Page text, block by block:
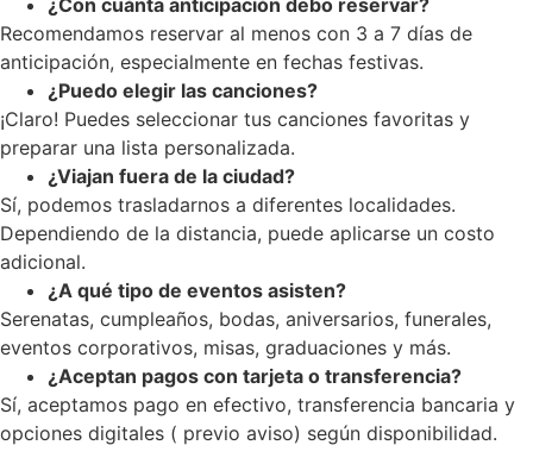
Recomendamos reservar al menos con 3 a 7 días de
anticipación, especialmente en fechas festivas.
¿Puedo elegir las canciones?
¡Claro! Puedes seleccionar tus canciones favoritas y
preparar una lista personalizada.
¿Viajan fuera de la ciudad?
Sí, podemos trasladarnos a diferentes localidades.
Dependiendo de la distancia, puede aplicarse un costo
adicional.
¿A qué tipo de eventos asisten?
Serenatas, cumpleaños, bodas, aniversarios, funerales,
eventos corporativos, misas, graduaciones y más.
¿Aceptan pagos con tarjeta o transferencia?
Sí, aceptamos pago en efectivo, transferencia bancaria y
opciones digitales ( previo aviso) según disponibilidad.